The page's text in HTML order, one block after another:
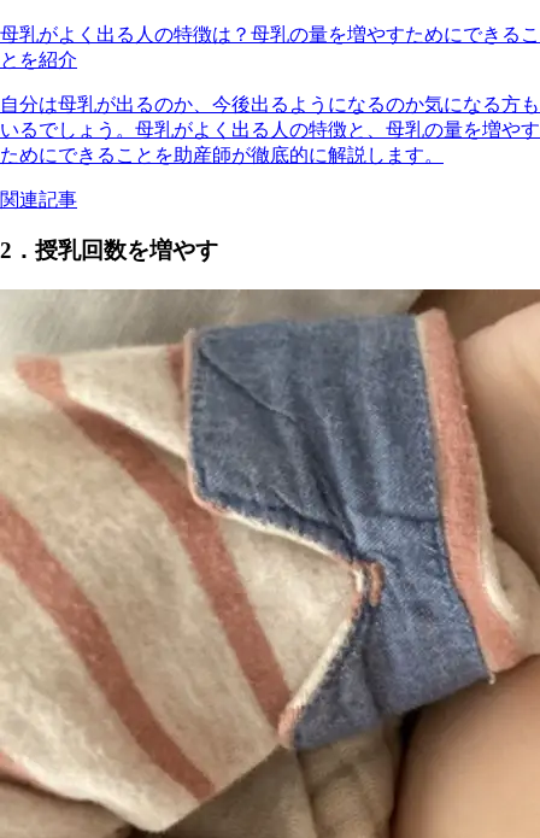
母乳がよく出る人の特徴は？母乳の量を増やすためにできるこ
とを紹介
自分は母乳が出るのか、今後出るようになるのか気になる方も
いるでしょう。母乳がよく出る人の特徴と、母乳の量を増やす
ためにできることを助産師が徹底的に解説します。
関連記事
2．授乳回数を増やす